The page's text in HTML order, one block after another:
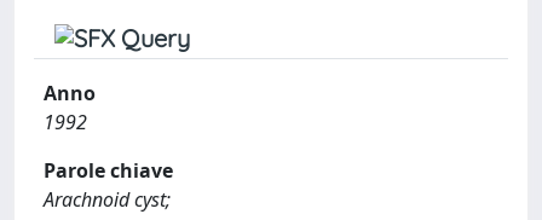
Anno
1992
Parole chiave
Arachnoid cyst;